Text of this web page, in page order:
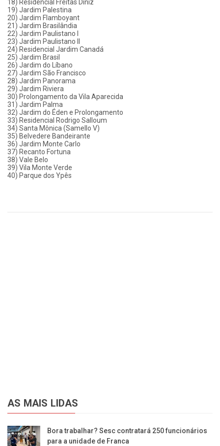
18) Residencial Freitas Diniz
19) Jardim Palestina
20) Jardim Flamboyant
21) Jardim Brasilândia
22) Jardim Paulistano I
23) Jardim Paulistano II
24) Residencial Jardim Canadá
25) Jardim Brasil
26) Jardim do Líbano
27) Jardim São Francisco
28) Jardim Panorama
29) Jardim Riviera
30) Prolongamento da Vila Aparecida
31) Jardim Palma
32) Jardim do Éden e Prolongamento
33) Residencial Rodrigo Salloum
34) Santa Mônica (Samello V)
35) Belvedere Bandeirante
36) Jardim Monte Carlo
37) Recanto Fortuna
38) Vale Belo
39) Vila Monte Verde
40) Parque dos Ypês
AS MAIS LIDAS
Bora trabalhar? Sesc contratará 250 funcionários
para a unidade de Franca